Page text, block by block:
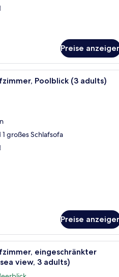
Preise
Ein Hotelbalkon mit Pool,
Poolblick (3 adults)
großes Schlafsofa
Preise
Ein Balkon mit Tisch und
eingeschränkter
view, 3 adults)